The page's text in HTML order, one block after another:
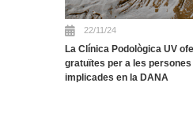
22/11/24
La Clínica Podològica UV
gratuïtes per a les
implicades en la DANA